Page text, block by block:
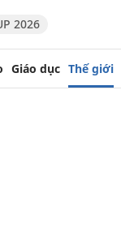
2026
Giáo dục Thế giới